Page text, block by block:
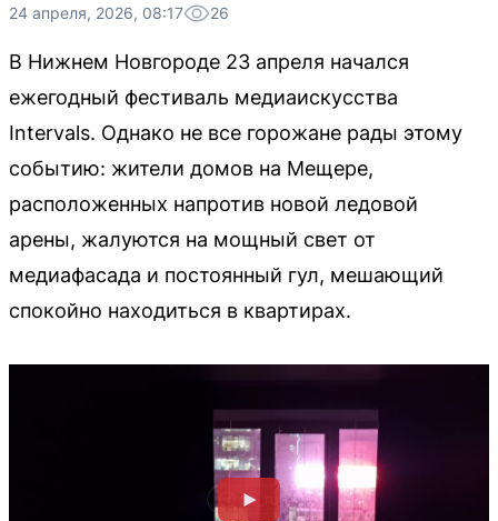
24 апреля, 2026, 08:17 26
В Нижнем Новгороде 23 апреля начался
ежегодный фестиваль медиаискусства
Intervals. Однако не все горожане рады этому
событию: жители домов на Мещере,
расположенных напротив новой ледовой
арены, жалуются на мощный свет от
медиафасада и постоянный гул, мешающий
спокойно находиться в квартирах.